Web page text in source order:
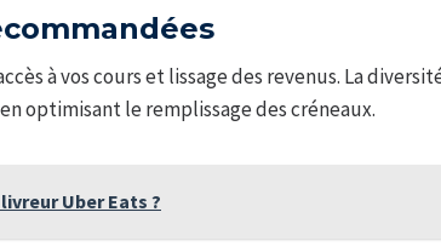
à vos cours et lissage des revenus. La
optimisant le remplissage des créneaux.
Uber Eats ?